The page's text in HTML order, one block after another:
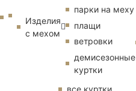
Изделия
с мехом
парки на меху
плащи
ветровки
демисезонные
куртки